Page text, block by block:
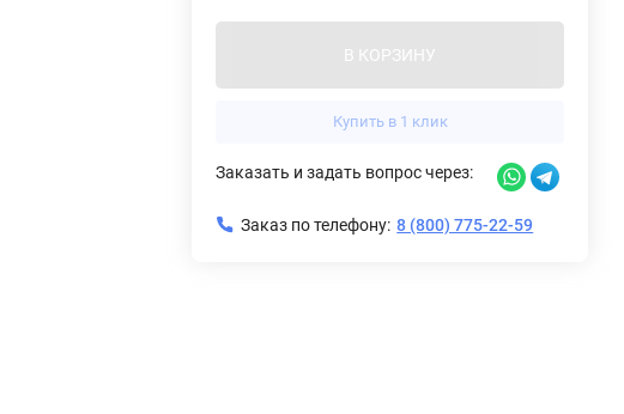
В КОРЗИНУ
Купить в 1 клик
Заказать и задать вопрос через:
Заказ по телефону: 8 (800) 775-22-59